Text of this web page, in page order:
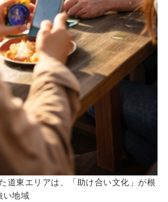
道東エリアは、「助け合い文化」が根
い地域